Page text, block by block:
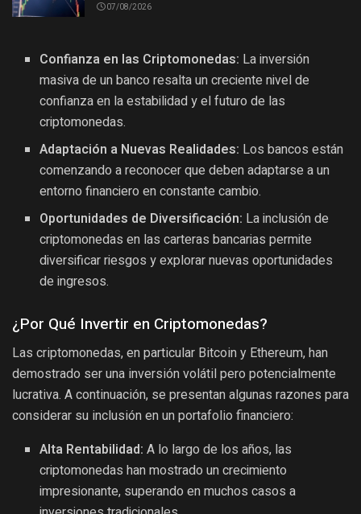
07/08/2026
Confianza en las Criptomonedas: La inversión
masiva de un banco resalta un creciente nivel de
confianza en la estabilidad y el futuro de las
criptomonedas.
Adaptación a Nuevas Realidades: Los bancos están
comenzando a reconocer que deben adaptarse a un
entorno financiero en constante cambio.
Oportunidades de Diversificación: La inclusión de
criptomonedas en las carteras bancarias permite
diversificar riesgos y explorar nuevas oportunidades
de ingresos.
¿Por Qué Invertir en Criptomonedas?
Las criptomonedas, en particular Bitcoin y Ethereum, han
demostrado ser una inversión volátil pero potencialmente
lucrativa. A continuación, se presentan algunas razones para
considerar su inclusión en un portafolio financiero:
Alta Rentabilidad: A lo largo de los años, las
criptomonedas han mostrado un crecimiento
impresionante, superando en muchos casos a